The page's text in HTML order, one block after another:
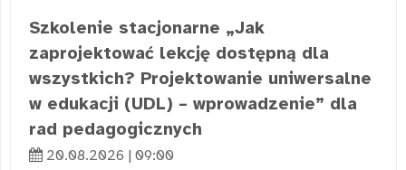
Szkolenie stacjonarne „Jak
zaprojektować lekcję dostępną dla
wszystkich? Projektowanie uniwersalne
w edukacji (UDL) – wprowadzenie” dla
rad pedagogicznych
20.08.2026 | 09:00